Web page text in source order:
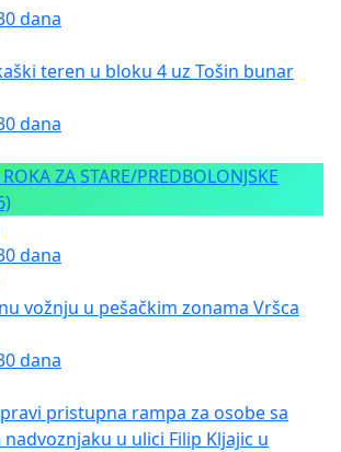
dana
teren u bloku 4 uz Tošin bunar
dana
ZA STARE/PREDBOLONJSKE
dana
vožnju u pešačkim zonama Vršca
dana
pristupna rampa za osobe sa
u ulici Filip Kljajic u